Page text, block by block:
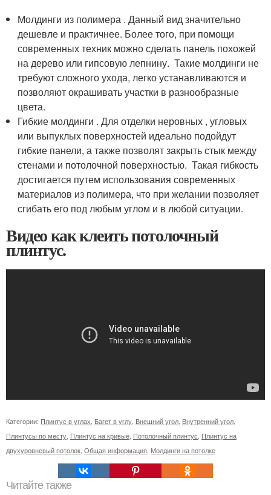
Молдинги из полимера . Данный вид значительно
дешевле и практичнее. Более того, при помощи
современных техник можно сделать панель похожей
на дерево или гипсовую лепнину. Такие молдинги не
требуют сложного ухода, легко устанавливаются и
позволяют окрашивать участки в разнообразные
цвета.
Гибкие молдинги . Для отделки неровных , угловых
или выпуклых поверхностей идеально подойдут
гибкие панели, а также позволят закрыть стык между
стенами и потолочной поверхностью. Такая гибкость
достигается путем использования современных
материалов из полимера, что при желании позволяет
сгибать его под любым углом и в любой ситуации.
Видео как клеить потолочный
плинтус.
Категории: Плинтус в углах Багет в углу Внешний угол Внутренний угол
Плинтусы по месту Плинтус на кривые Потолочный плинтус Плинтус на
двухуровневый потолок Общая информация Молдинги на потолке
Читайте также